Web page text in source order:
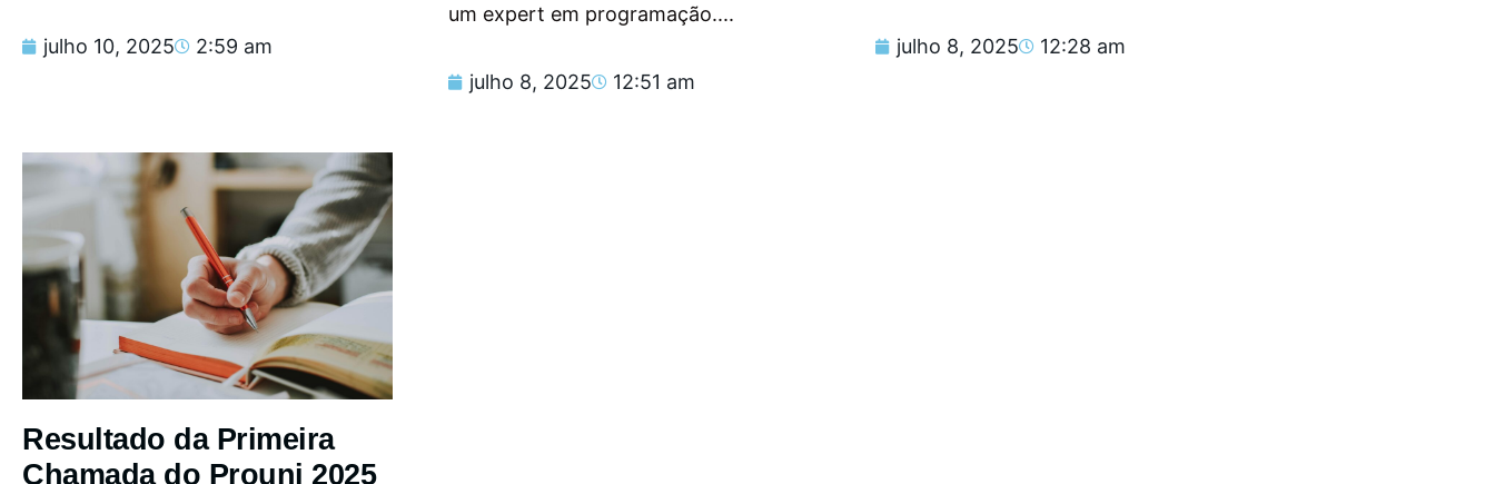
julho 10, 2025 2:59 am
um expert em programação....
julho 8, 2025 12:51 am
julho 8, 2025 12:28 am
Resultado da Primeira
Chamada do Prouni 2025